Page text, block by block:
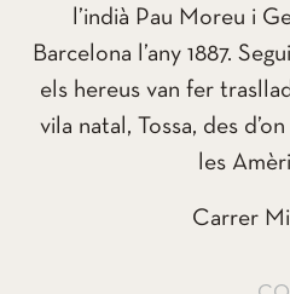
l’indià Pau Moreu i
Barcelona l’any 1887.
els hereus van fer
vila natal, Tossa, des
les
Carrer